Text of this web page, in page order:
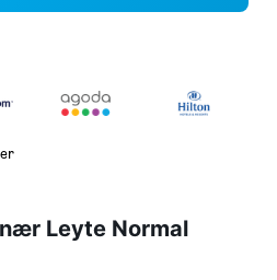
Leyte Normal